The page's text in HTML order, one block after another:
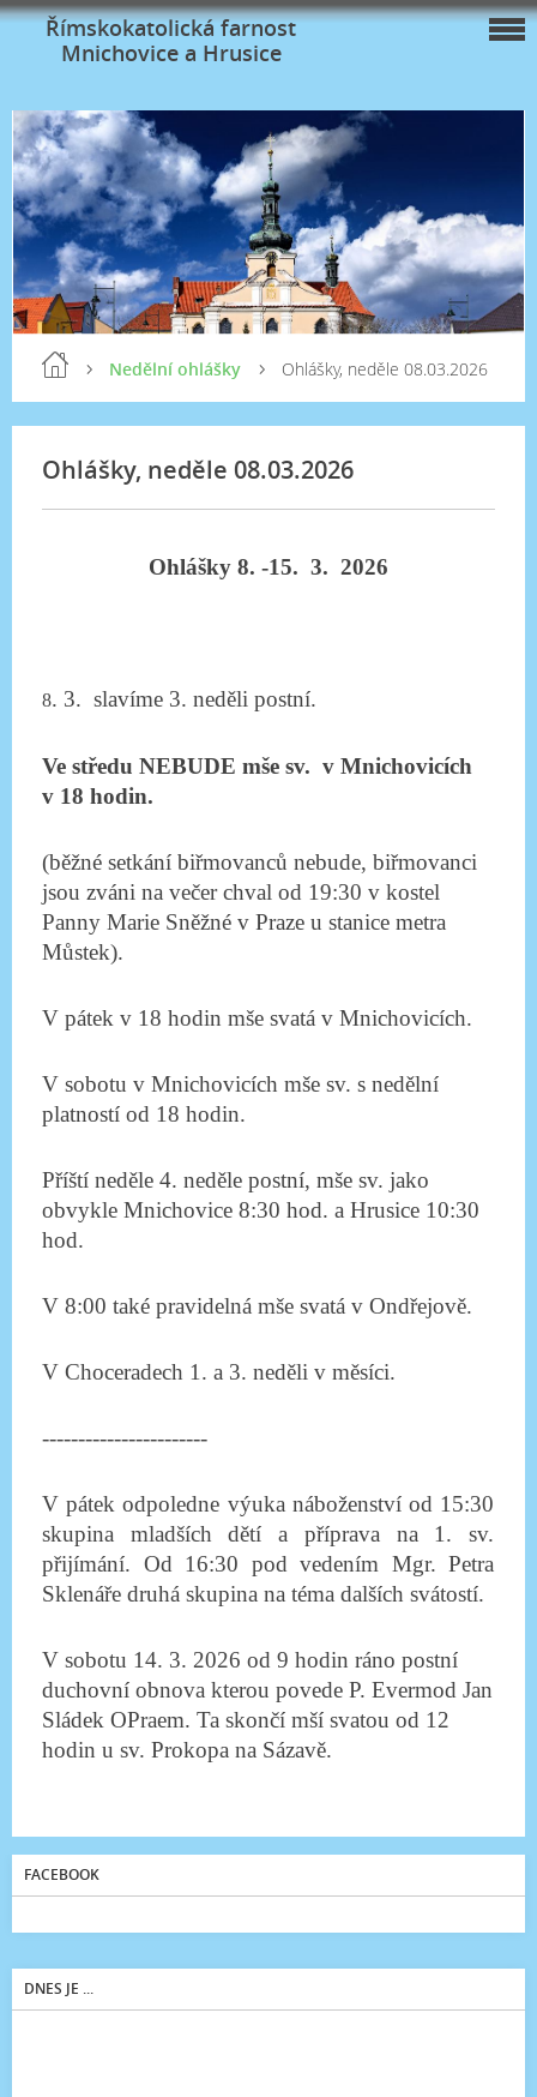
Římskokatolická farnost
Mnichovice a Hrusice
Nedělní ohlášky Ohlášky, neděle 08.03.2026
Ohlášky, neděle 08.03.2026
Ohlášky 8. -15. 3. 2026
8. 3. slavíme 3. neděli postní.
Ve středu NEBUDE mše sv. v Mnichovicích
v 18 hodin.
(běžné setkání biřmovanců nebude, biřmovanci
jsou zváni na večer chval od 19:30 v kostel
Panny Marie Sněžné v Praze u stanice metra
Můstek).
V pátek v 18 hodin mše svatá v Mnichovicích.
V sobotu v Mnichovicích mše sv. s nedělní
platností od 18 hodin.
Příští neděle 4. neděle postní, mše sv. jako
obvykle Mnichovice 8:30 hod. a Hrusice 10:30
hod.
V 8:00 také pravidelná mše svatá v Ondřejově.
V Choceradech 1. a 3. neděli v měsíci.
-----------------------
V pátek odpoledne výuka náboženství od 15:30
skupina mladších dětí a příprava na 1. sv.
přijímání. Od 16:30 pod vedením Mgr. Petra
Sklenáře druhá skupina na téma dalších svátostí.
V sobotu 14. 3. 2026 od 9 hodin ráno postní
duchovní obnova kterou povede P. Evermod Jan
Sládek OPraem. Ta skončí mší svatou od 12
hodin u sv. Prokopa na Sázavě.
FACEBOOK
DNES JE ...